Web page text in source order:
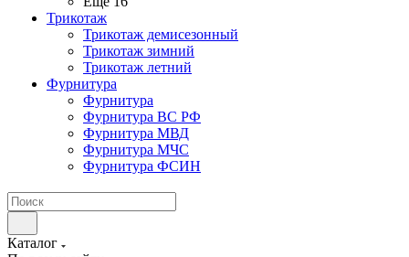
Трикотаж
Трикотаж демисезонный
Трикотаж зимний
Трикотаж летний
Фурнитура
Фурнитура
Фурнитура ВС РФ
Фурнитура МВД
Фурнитура МЧС
Фурнитура ФСИН
Каталог